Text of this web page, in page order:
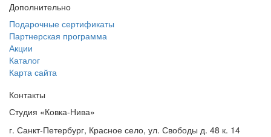
Дополнительно
Подарочные сертификаты
Партнерская программа
Акции
Каталог
Карта сайта
Контакты
Студия «Ковка-Нива»
г. Санкт-Петербург, Красное село, ул. Свободы д. 48 к. 14